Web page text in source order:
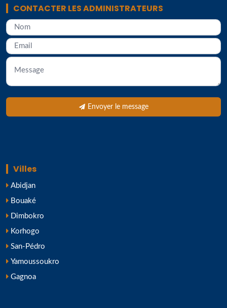
CONTACTER LES ADMINISTRATEURS
Envoyer le message
Villes
Abidjan
Bouaké
Dimbokro
Korhogo
San-Pédro
Yamoussoukro
Gagnoa